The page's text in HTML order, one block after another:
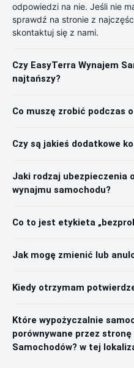
odpowiedzi na nie. Jeśli nie
sprawdź na stronie z
skontaktuj się z nami.
Czy EasyTerra Wynajem
najtańszy?
Co muszę zrobić podczas
Czy są jakieś dodatkowe
Jaki rodzaj ubezpieczenia
wynajmu samochodu?
Co to jest etykieta
Jak mogę zmienić lub
Kiedy otrzymam
Które wypożyczalnie
porównywane przez stronę
Samochodów? w tej